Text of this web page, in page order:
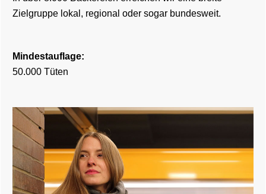
Zielgruppe lokal, regional oder sogar bundesweit.
Mindestauflage:
50.000 Tüten